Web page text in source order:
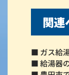
関連
■ ガス給
■ 給湯器